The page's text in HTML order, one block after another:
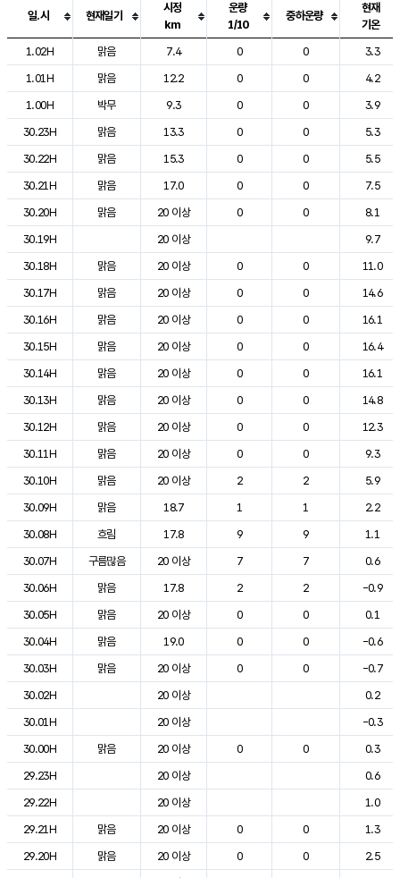
도시별 기상실황표로 지점, 날씨, 기온, 강수, 바람, 기압등을 안내한 표입
일.시 현재일기
시정
km
운량
1/10
중하운량
현재
기온
1.02H
맑음 7.4 0 0
3.3
1.01H
맑음 12.2 0 0
4.2
1.00H
박무 9.3 0 0
3.9
30.23H
맑음 13.3 0 0
5.3
30.22H
맑음 15.3 0 0
5.5
30.21H
맑음 17.0 0 0
7.5
30.20H
맑음 20 이상 0 0
8.1
30.19H
20 이상
9.7
30.18H
맑음 20 이상 0 0
11.0
30.17H
맑음 20 이상 0 0
14.6
30.16H
맑음 20 이상 0 0
16.1
30.15H
맑음 20 이상 0 0
16.4
30.14H
맑음 20 이상 0 0
16.1
30.13H
맑음 20 이상 0 0
14.8
30.12H
맑음 20 이상 0 0
12.3
30.11H
맑음 20 이상 0 0
9.3
30.10H
맑음 20 이상 2 2
5.9
30.09H
맑음 18.7 1 1
2.2
30.08H
흐림 17.8 9 9
1.1
30.07H
구름많음 20 이상 7 7
0.6
30.06H
맑음 17.8 2 2
-0.9
30.05H
맑음 20 이상 0 0
0.1
30.04H
맑음 19.0 0 0
-0.6
30.03H
맑음 20 이상 0 0
-0.7
30.02H
20 이상
0.2
30.01H
20 이상
-0.3
30.00H
맑음 20 이상 0 0
0.3
29.23H
20 이상
0.6
29.22H
20 이상
1.0
29.21H
맑음 20 이상 0 0
1.3
29.20H
맑음 20 이상 0 0
2.5